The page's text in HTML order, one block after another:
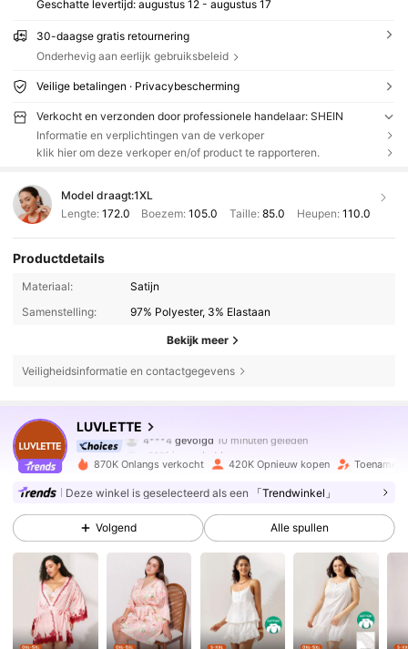
Geschatte levertijd: augustus 12 - augustus 17
30-daagse gratis retournering
Onderhevig aan eerlijk gebruiksbeleid
Veilige betalingen · Privacybescherming
Verkocht en verzonden door professionele handelaar: SHEIN
Informatie en verplichtingen van de verkoper
klik hier om deze verkoper en/of product te rapporteren.
Model draagt:1XL
Lengte: 172.0 Boezem:105.0 Taille: 85.0 Heupen: 110.0
Productdetails
Materiaal:
Satijn
Samenstelling:
97% Polyester, 3% Elastaan
Bekijk meer
Veiligheidsinformatie en contactgegevens
LUVLETTE 4***4
s***1is aan het browsen
4.87
838K Volgers
838K Volgers
4.87 838K Volgers
4.87 838K Volgers
870K Onlangs verkocht 420K Opnieuw kopen Toename
Deze winkel is geselecteerd als een 「Trendwinkel」
Volgend Alle spullen